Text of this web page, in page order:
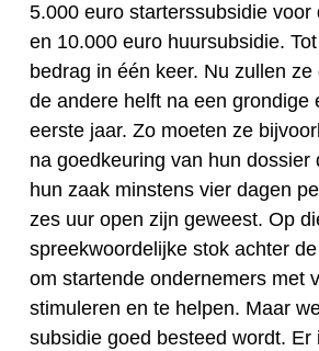
5.000 euro starterssubsidie
en 10.000 euro huursubsidie.
bedrag in één keer. Nu zullen
de andere helft na een grondige
eerste jaar. Zo moeten ze
na goedkeuring van hun
hun zaak minstens vier dagen
zes uur open zijn geweest. Op
spreekwoordelijke stok achter
om startende ondernemers met
stimuleren en te helpen. Maar
subsidie goed besteed wordt.